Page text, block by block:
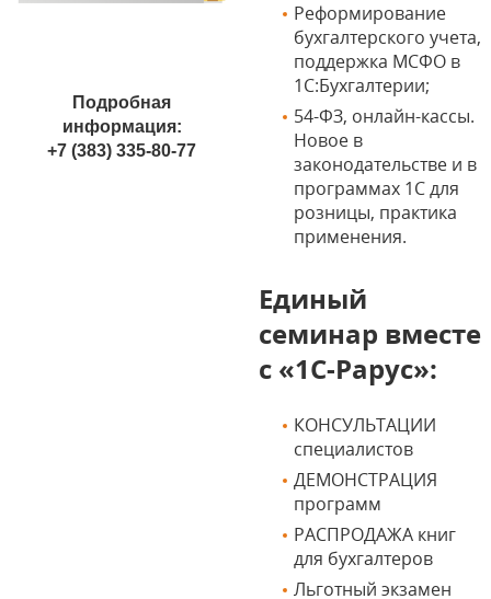
Подробная
информация:
+7 (383) 335-80-77
Реформирование
бухгалтерского учета,
поддержка МСФО в
1С:Бухгалтерии;
54-ФЗ, онлайн-кассы.
Новое в
законодательстве и в
программах 1С для
розницы, практика
применения.
Единый
семинар вместе
с «1С-Рарус»:
КОНСУЛЬТАЦИИ
специалистов
ДЕМОНСТРАЦИЯ
программ
РАСПРОДАЖА книг
для бухгалтеров
Льготный экзамен